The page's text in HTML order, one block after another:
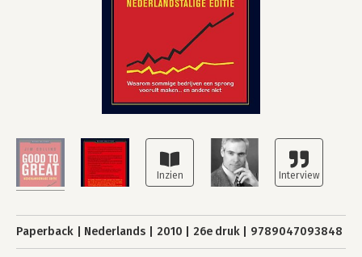
Paperback Nederlands 2010 26e druk 9789047093848